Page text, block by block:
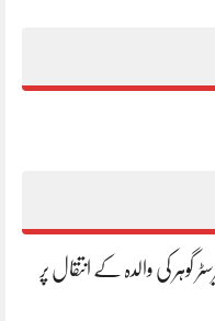
گوہر کی والدہ کے انتقال پر